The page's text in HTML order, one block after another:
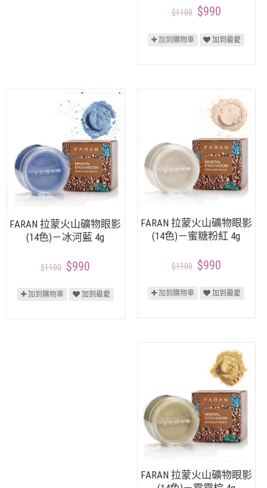
$1100 $990
加到購物車 加到最愛
FARAN 拉蒙火山礦物眼影
(14色)－冰河藍 4g
$1100 $990
加到購物車 加到最愛
FARAN 拉蒙火山礦物眼影
(14色)－蜜糖粉紅 4g
$1100 $990
加到購物車 加到最愛
FARAN 拉蒙火山礦物眼影